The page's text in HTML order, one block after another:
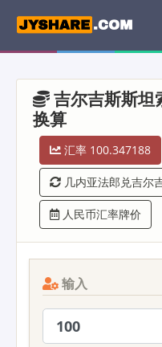
吉尔吉斯斯坦
换算
汇率 100.347188
几内亚法郎兑吉尔
人民币汇率牌价
输入